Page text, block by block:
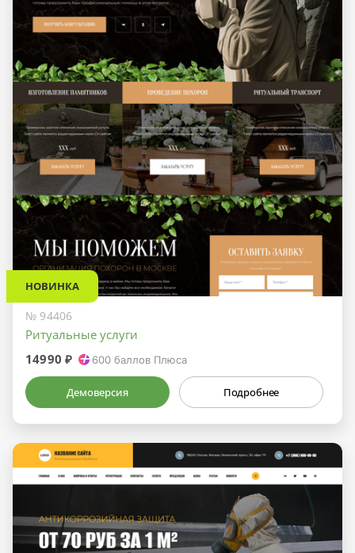
НОВИНКА
№ 94406
Ритуальные услуги
14990 ₽
600 баллов Плюса
Демоверсия Подробнее